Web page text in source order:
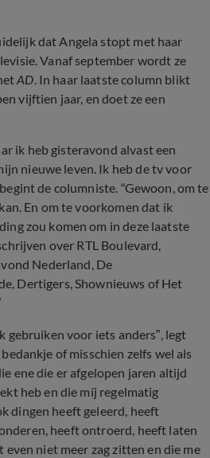
dat Angela stopt met haar
Vanaf september wordt ze
AD. In haar laatste column blikt
vijftien jaar, en doet ze een
ik heb gisteravond alvast een
nieuwe leven. Ik heb de tv voor
de columniste. “Gewoon, om te
En om te voorkomen dat ik
zou komen om in deze laatste
over RTL Boulevard,
Nederland, De
Dertigers, Shownieuws of Het
gebruiken voor iets anders”, legt
of misschien zelfs wel als
ene die er afgelopen jaren altijd
heb en die míj regelmatig
dingen heeft geleerd, heeft
heeft ontroerd, heeft laten
even niet meer zag zitten en die me